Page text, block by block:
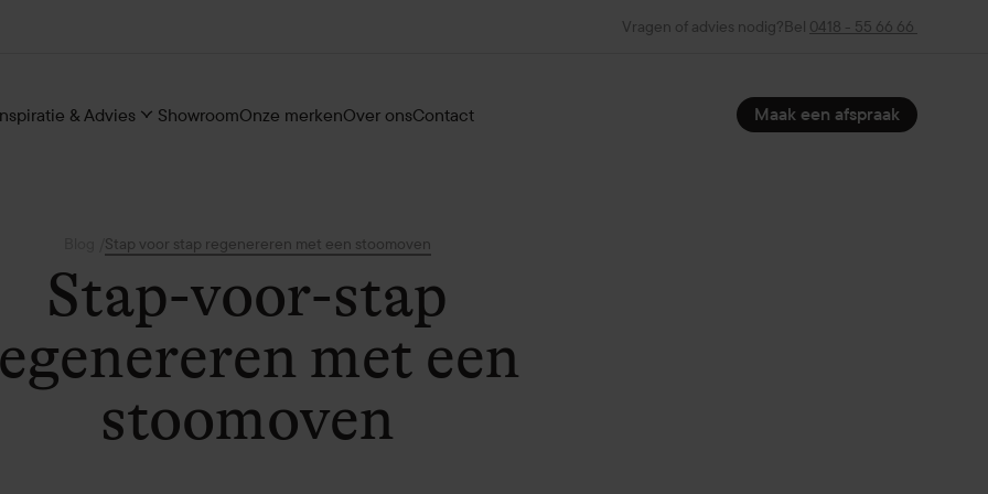
Vragen of advies nodig?Bel 0418 - 55 66 66
& Advies ShowroomOnze merkenOver onsContact Maak een afspraak
Stap voor stap regenereren met een stoomoven
Stap-voor-stap
met een
stoomoven